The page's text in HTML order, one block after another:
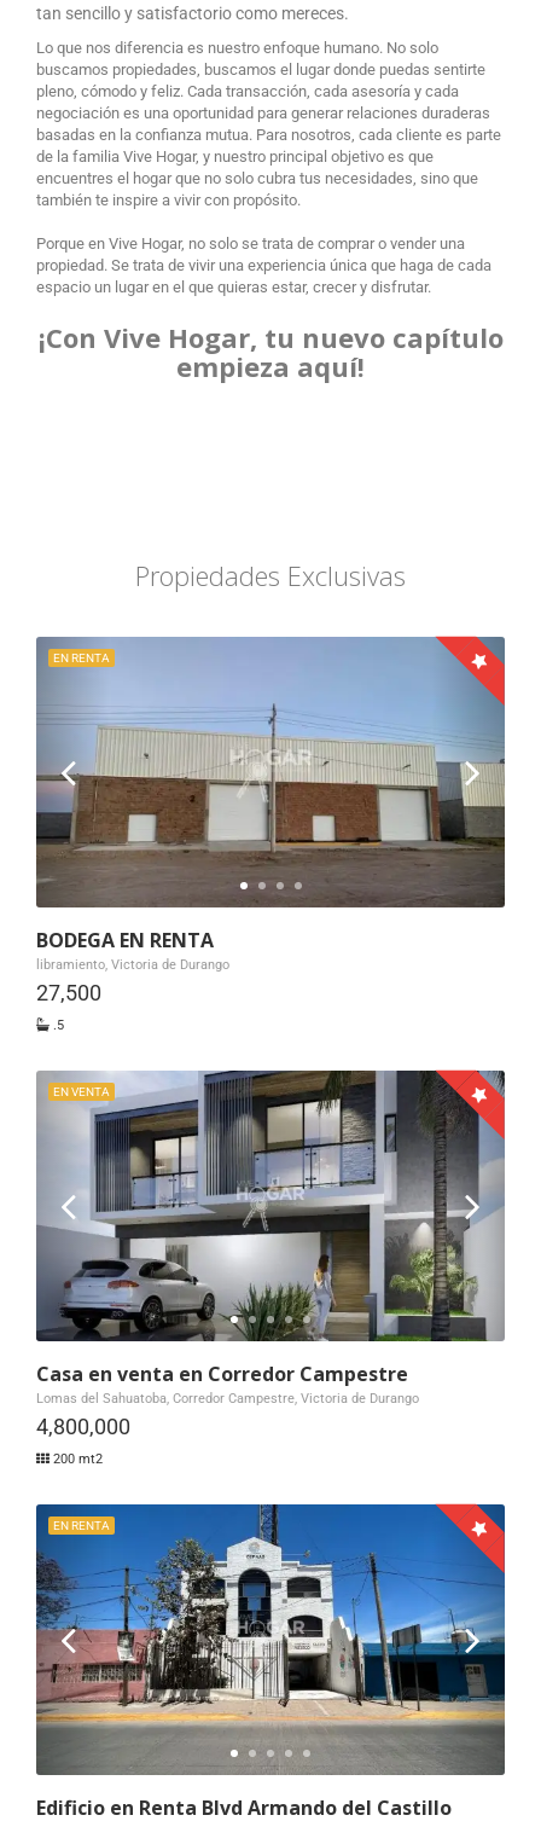
tan sencillo y satisfactorio como mereces.
Lo que nos diferencia es nuestro enfoque humano. No solo
buscamos propiedades, buscamos el lugar donde puedas sentirte
pleno, cómodo y feliz. Cada transacción, cada asesoría y cada
negociación es una oportunidad para generar relaciones duraderas
basadas en la confianza mutua. Para nosotros, cada cliente es parte
de la familia Vive Hogar, y nuestro principal objetivo es que
encuentres el hogar que no solo cubra tus necesidades, sino que
también te inspire a vivir con propósito.
Porque en Vive Hogar, no solo se trata de comprar o vender una
propiedad. Se trata de vivir una experiencia única que haga de cada
espacio un lugar en el que quieras estar, crecer y disfrutar.
¡Con Vive Hogar, tu nuevo capítulo
empieza aquí!
Propiedades Exclusivas
EN RENTA
BODEGA EN RENTA
libramiento, Victoria de Durango
27,500
.5
EN VENTA
Casa en venta en Corredor Campestre
Lomas del Sahuatoba, Corredor Campestre, Victoria de Durango
4,800,000
200 mt2
EN RENTA
Edificio en Renta Blvd Armando del Castillo